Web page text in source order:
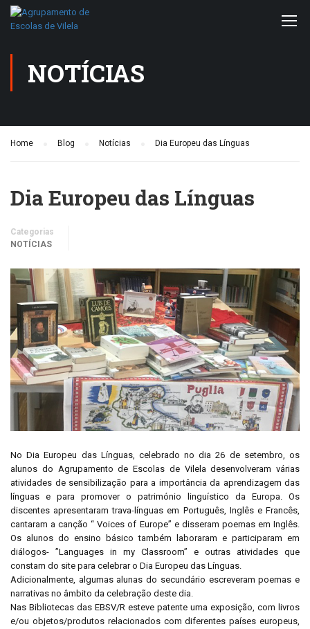
NOTÍCIAS
Home Blog Notícias Dia Europeu das Línguas
Dia Europeu das Línguas
Categorias
NOTÍCIAS
No Dia Europeu das Línguas, celebrado no dia 26 de setembro, os
alunos do Agrupamento de Escolas de Vilela desenvolveram várias
atividades de sensibilização para a importância da aprendizagem das
línguas e para promover o património linguístico da Europa. Os
discentes apresentaram trava-línguas em Português, Inglês e Francês,
cantaram a canção “ Voices of Europe” e disseram poemas em Inglês.
Os alunos do ensino básico também laboraram e participaram em
diálogos- ”Languages in my Classroom” e outras atividades que
constam do site para celebrar o Dia Europeu das Línguas.
Adicionalmente, algumas alunas do secundário escreveram poemas e
narrativas no âmbito da celebração deste dia.
Nas Bibliotecas das EBSV/R esteve patente uma exposição, com livros
e/ou objetos/produtos relacionados com diferentes países europeus,